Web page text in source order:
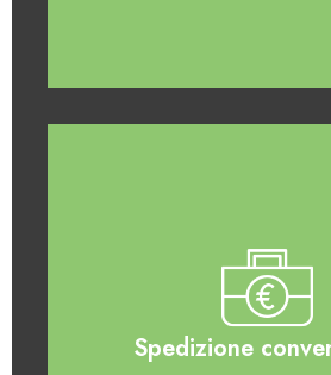
Spedizione